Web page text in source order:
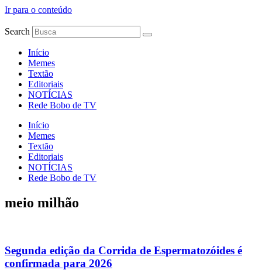
Ir para o conteúdo
Search
Início
Memes
Textão
Editoriais
NOTÍCIAS
Rede Bobo de TV
Início
Memes
Textão
Editoriais
NOTÍCIAS
Rede Bobo de TV
meio milhão
Segunda edição da Corrida de Espermatozóides é
confirmada para 2026